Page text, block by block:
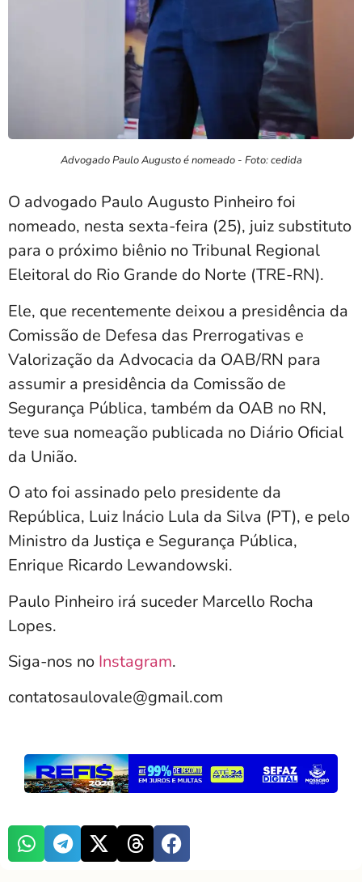
Advogado Paulo Augusto é nomeado - Foto: cedida
O advogado Paulo Augusto Pinheiro foi
nomeado, nesta sexta-feira (25), juiz substituto
para o próximo biênio no Tribunal Regional
Eleitoral do Rio Grande do Norte (TRE-RN).
Ele, que recentemente deixou a presidência da
Comissão de Defesa das Prerrogativas e
Valorização da Advocacia da OAB/RN para
assumir a presidência da Comissão de
Segurança Pública, também da OAB no RN,
teve sua nomeação publicada no Diário Oficial
da União.
O ato foi assinado pelo presidente da
República, Luiz Inácio Lula da Silva (PT), e pelo
Ministro da Justiça e Segurança Pública,
Enrique Ricardo Lewandowski.
Paulo Pinheiro irá suceder Marcello Rocha
Lopes.
Siga-nos no Instagram.
contatosaulovale@gmail.com